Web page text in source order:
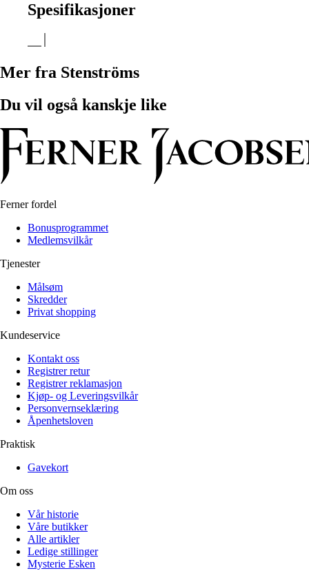
Spesifikasjoner
Mer fra Stenströms
Du vil også kanskje like
Ferner fordel
Bonusprogrammet
Medlemsvilkår
Tjenester
Målsøm
Skredder
Privat shopping
Kundeservice
Kontakt oss
Registrer retur
Registrer reklamasjon
Kjøp- og Leveringsvilkår
Personvernseklæring
Åpenhetsloven
Praktisk
Gavekort
Om oss
Vår historie
Våre butikker
Alle artikler
Ledige stillinger
Mysterie Esken